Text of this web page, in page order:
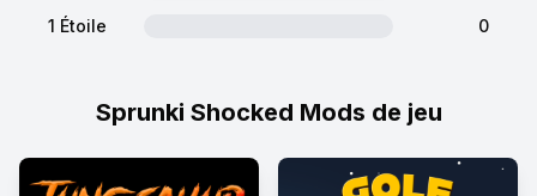
Sprunki Shocked Mods de jeu
1 Étoile
0